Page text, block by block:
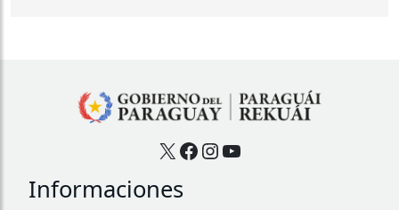
X Facebook
Instagram
YouTube
Informaciones